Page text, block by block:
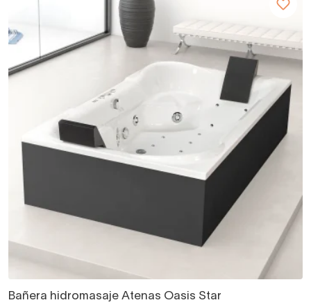
Bañera hidromasaje Atenas Oasis Star